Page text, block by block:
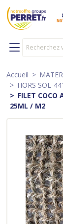
Accueil
HORS SOL-
FILET COCO
25ML / M2